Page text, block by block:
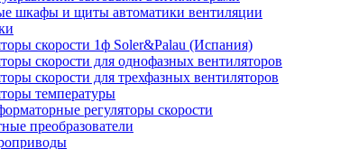
шкафы и щиты автоматики вентиляции
скорости 1ф Soler&Palau (Испания)
скорости для однофазных вентиляторов
скорости для трехфазных вентиляторов
температуры
регуляторы скорости
преобразователи